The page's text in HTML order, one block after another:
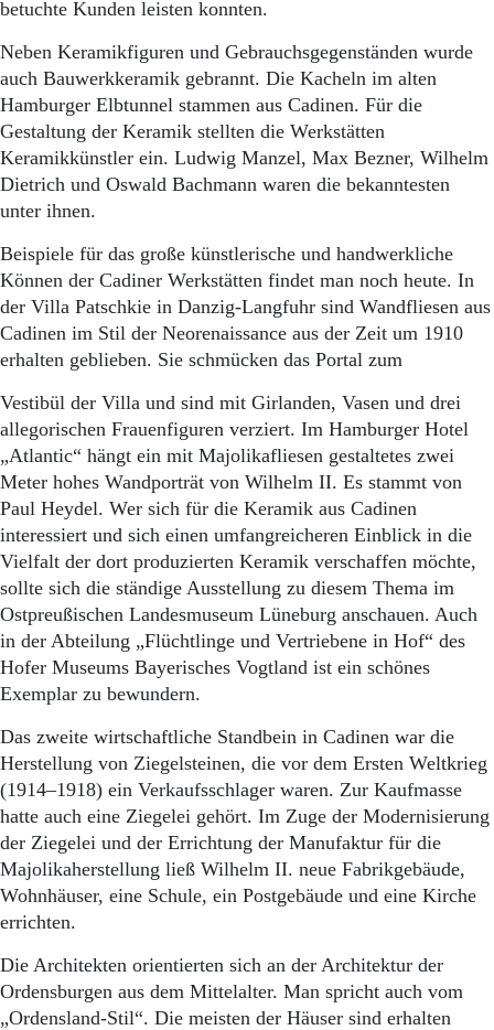
betuchte Kunden leisten konnten.
Neben Keramikfiguren und Gebrauchsgegenständen wurde
auch Bauwerkkeramik gebrannt. Die Kacheln im alten
Hamburger Elbtunnel stammen aus Cadinen. Für die
Gestaltung der Keramik stellten die Werkstätten
Keramikkünstler ein. Ludwig Manzel, Max Bezner, Wilhelm
Dietrich und Oswald Bachmann waren die bekanntesten
unter ihnen.
Beispiele für das große künstlerische und handwerkliche
Können der Cadiner Werkstätten findet man noch heute. In
der Villa Patschkie in Danzig-Langfuhr sind Wandfliesen aus
Cadinen im Stil der Neorenaissance aus der Zeit um 1910
erhalten geblieben. Sie schmücken das Portal zum
Vestibül der Villa und sind mit Girlanden, Vasen und drei
allegorischen Frauenfiguren verziert. Im Hamburger Hotel
„Atlantic“ hängt ein mit Majolikafliesen gestaltetes zwei
Meter hohes Wandporträt von Wilhelm II. Es stammt von
Paul Heydel. Wer sich für die Keramik aus Cadinen
interessiert und sich einen umfangreicheren Einblick in die
Vielfalt der dort produzierten Keramik verschaffen möchte,
sollte sich die ständige Ausstellung zu diesem Thema im
Ostpreußischen Landesmuseum Lüneburg anschauen. Auch
in der Abteilung „Flüchtlinge und Vertriebene in Hof“ des
Hofer Museums Bayerisches Vogtland ist ein schönes
Exemplar zu bewundern.
Das zweite wirtschaftliche Standbein in Cadinen war die
Herstellung von Ziegelsteinen, die vor dem Ersten Weltkrieg
(1914–1918) ein Verkaufsschlager waren. Zur Kaufmasse
hatte auch eine Ziegelei gehört. Im Zuge der Modernisierung
der Ziegelei und der Errichtung der Manufaktur für die
Majolikaherstellung ließ Wilhelm II. neue Fabrikgebäude,
Wohnhäuser, eine Schule, ein Postgebäude und eine Kirche
errichten.
Die Architekten orientierten sich an der Architektur der
Ordensburgen aus dem Mittelalter. Man spricht auch vom
„Ordensland-Stil“. Die meisten der Häuser sind erhalten